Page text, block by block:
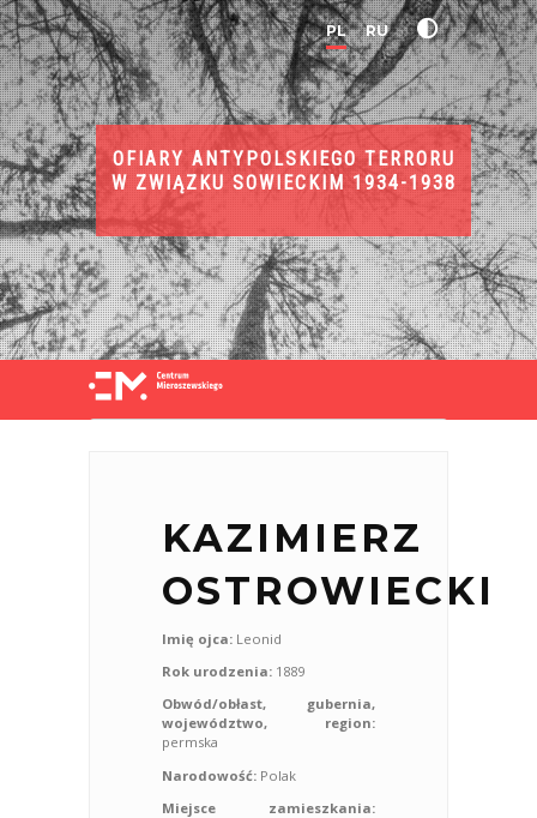
PL RU
OFIARY ANTYPOLSKIEGO TERRORU
W ZWIĄZKU SOWIECKIM 1934-1938
KAZIMIERZ
OSTROWIECKI
Imię ojca: Leonid
Rok urodzenia: 1889
Obwód/obłast, gubernia,
województwo, region:
permska
Narodowość: Polak
Miejsce zamieszkania: